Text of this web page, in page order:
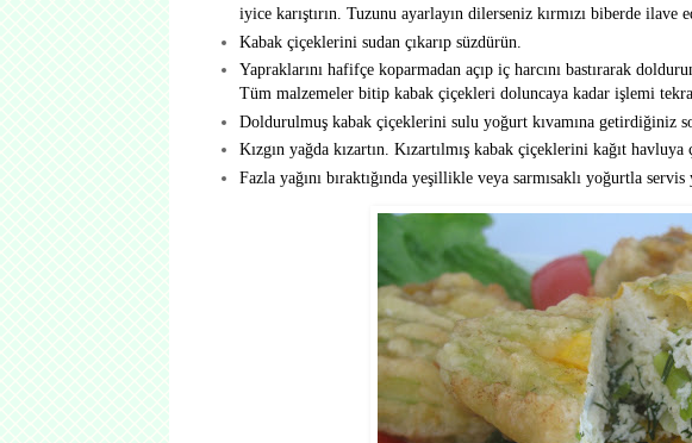
iyice karıştırın. Tuzunu ayarlayın dilerseniz kırmızı biberde ilave
Kabak çiçeklerini sudan çıkarıp süzdürün.
Yapraklarını hafifçe koparmadan açıp iç harcını bastırarak
Tüm malzemeler bitip kabak çiçekleri doluncaya kadar işlemi
Doldurulmuş kabak çiçeklerini sulu yoğurt kıvamına getirdiğiniz
Kızgın yağda kızartın. Kızartılmış kabak çiçeklerini kağıt havluya
Fazla yağını bıraktığında yeşillikle veya sarmısaklı yoğurtla servis